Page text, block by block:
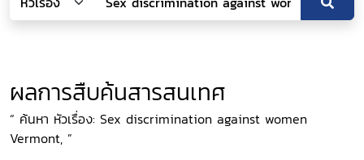
ผลการสืบค้นสารสนเทศ
“ ค้นหา หัวเรื่อง: Sex discrimination against women
Vermont, ”